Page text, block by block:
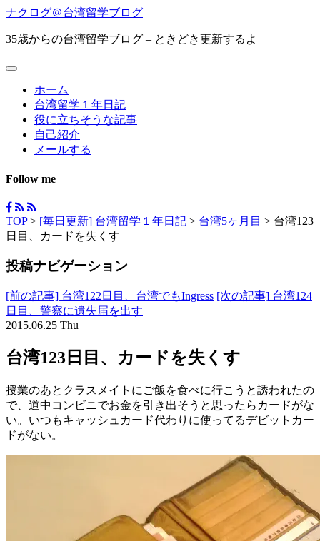
ナクログ＠台湾留学ブログ
35歳からの台湾留学ブログ – ときどき更新するよ
ホーム
台湾留学１年日記
役に立ちそうな記事
自己紹介
メールする
Follow me
TOP> [毎日更新] 台湾留学１年日記 > 台湾5ヶ月目 > 台湾123
日目、カードを失くす
投稿ナビゲーション
[前の記事] 台湾122日目、台湾でもIngress [次の記事] 台湾124
日目、警察に遺失届を出す
2015.06.25 Thu
台湾123日目、カードを失くす
授業のあとクラスメイトにご飯を食べに行こうと誘われたの
で、道中コンビニでお金を引き出そうと思ったらカードがな
い。いつもキャッシュカード代わりに使ってるデビットカー
ドがない。